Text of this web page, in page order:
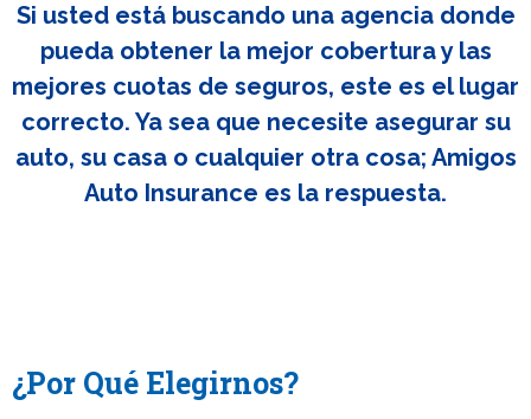
Si usted está buscando una agencia donde
pueda obtener la mejor cobertura y las
mejores cuotas de seguros, este es el lugar
correcto. Ya sea que necesite asegurar su
auto, su casa o cualquier otra cosa; Amigos
Auto Insurance es la respuesta.
¿Por Qué Elegirnos?